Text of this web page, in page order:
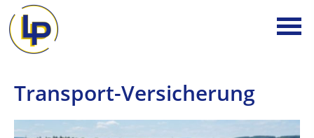
Transport-Versicherung